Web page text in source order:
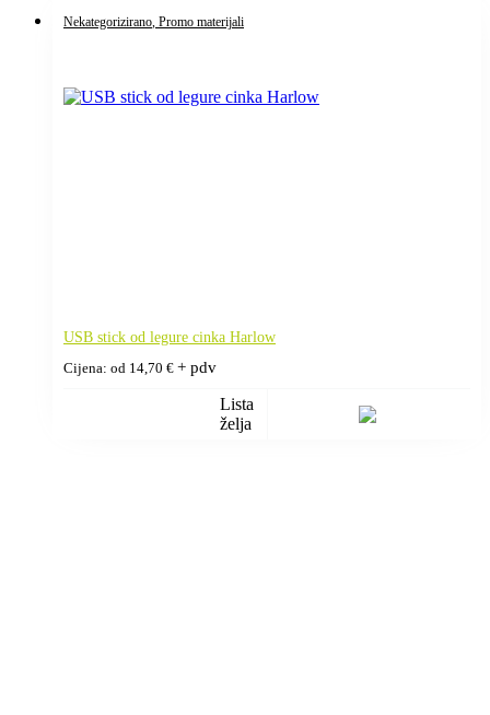
Nekategorizirano , Promo materijali
USB stick od legure cinka Harlow
Cijena: od 14,70 € + pdv
Lista
želja